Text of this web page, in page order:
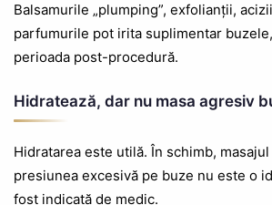
Balsamurile „plumping”, exfolianții,
parfumurile pot irita suplimentar
perioada post-procedură.
Hidratează, dar nu masa agresiv
Hidratarea este utilă. În schimb,
presiunea excesivă pe buze nu este o
fost indicată de medic.